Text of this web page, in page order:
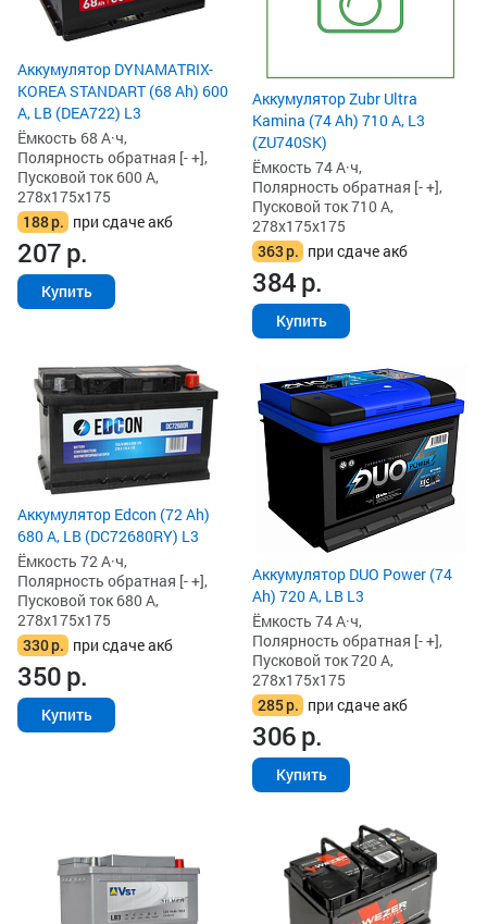
Аккумулятор DYNAMATRIX-
KOREA STANDART (68 Ah) 600
А, LB (DEA722) L3
Ёмкость 68 А·ч,
Полярность обратная [- +],
Пусковой ток 600 А,
278x175x175
188р. при сдаче акб
207р.
Купить
Аккумулятор Zubr Ultra
Kamina (74 Ah) 710 А, L3
(ZU740SK)
Ёмкость 74 А·ч,
Полярность обратная [- +],
Пусковой ток 710 А,
278x175x175
363р. при сдаче акб
384р.
Купить
Аккумулятор Edcon (72 Ah)
680 А, LB (DC72680RY) L3
Ёмкость 72 А·ч,
Полярность обратная [- +],
Пусковой ток 680 А,
278x175x175
330р. при сдаче акб
350р.
Купить
Аккумулятор DUO Power (74
Ah) 720 А, LB L3
Ёмкость 74 А·ч,
Полярность обратная [- +],
Пусковой ток 720 А,
278x175x175
285р. при сдаче акб
306р.
Купить